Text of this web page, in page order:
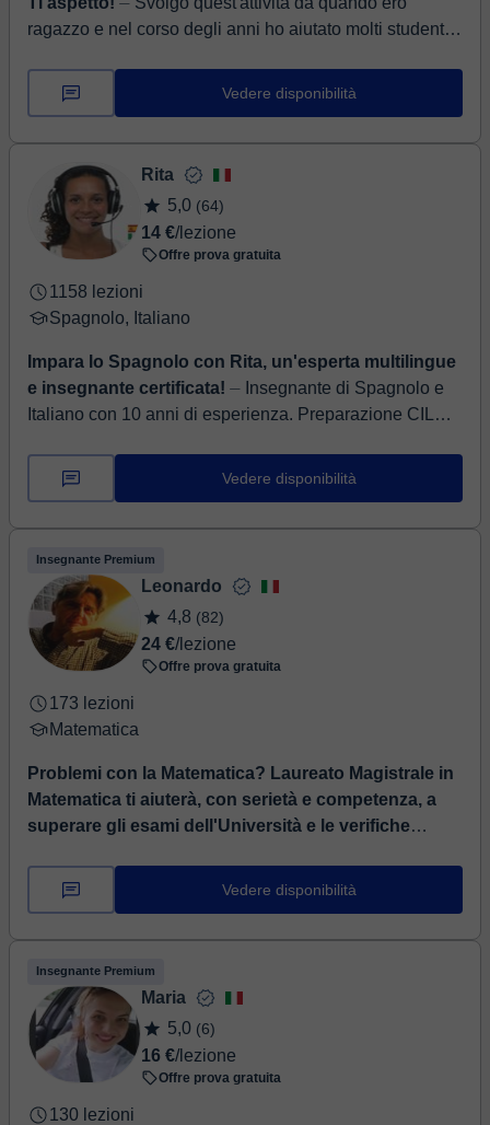
ragazzo e nel corso degli anni ho aiutato molti studenti a
Vedere disponibilità
Rita
5,0 (64)
14 €/lezione
Offre prova gratuita
1158 lezioni
Spagnolo, Italiano
Impara lo Spagnolo con Rita, un'esperta multilingue
e insegnante certificata! ⏤ Insegnante di Spagnolo e
Italiano con 10 anni di esperienza. Preparazione CILS,
insegnante di ...
Vedere disponibilità
Insegnante Premium
Leonardo
4,8 (82)
24 €/lezione
Offre prova gratuita
173 lezioni
Matematica
Problemi con la Matematica? Laureato Magistrale in
Matematica ti aiuterà, con serietà e competenza, a
superare gli esami dell'Università e le verifiche
ho una laurea magistrale in Matematica (Istituto
Matematico Ulisse Dini di Firenze) ed una vasta
Vedere disponibilità
Insegnante Premium
Maria
5,0 (6)
16 €/lezione
Offre prova gratuita
130 lezioni